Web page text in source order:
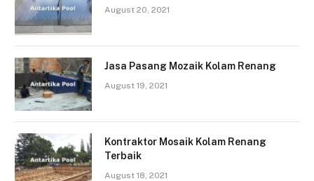
August 20, 2021
Jasa Pasang Mozaik Kolam Renang
August 19, 2021
Kontraktor Mosaik Kolam Renang
Terbaik
August 18, 2021